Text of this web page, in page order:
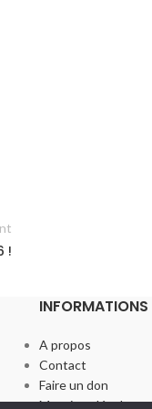
!
INFORMATIONS
A propos
Contact
Faire un don
Mentions légales